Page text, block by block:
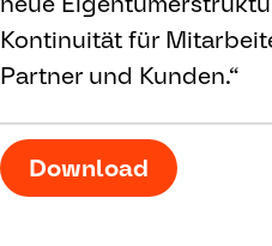
Kontinuität für
Partner und Kunden.“
Download